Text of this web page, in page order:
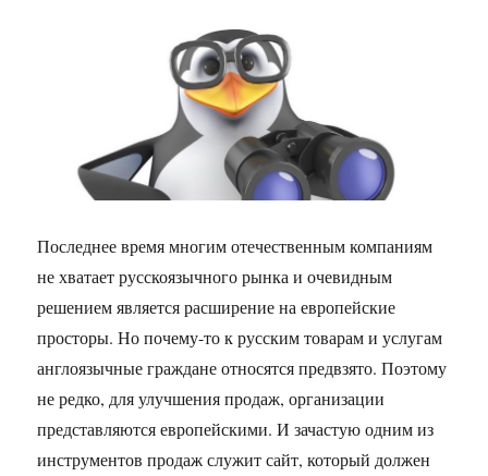
в
тексте
Последнее время многим отечественным компаниям
не хватает русскоязычного рынка и очевидным
решением является расширение на европейские
просторы. Но почему-то к русским товарам и услугам
англоязычные граждане относятся предвзято. Поэтому
не редко, для улучшения продаж, организации
представляются европейскими. И зачастую одним из
инструментов продаж служит сайт, который должен